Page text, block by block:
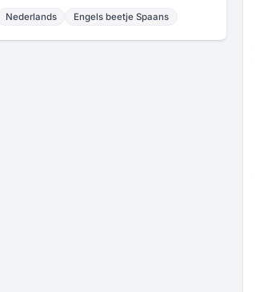
Nederlands Engels beetje Spaans